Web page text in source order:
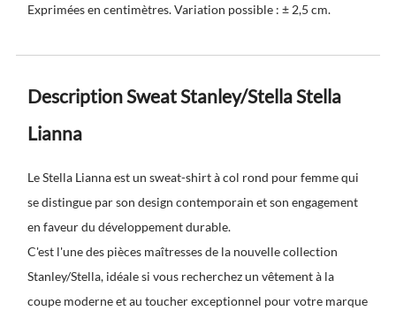
Exprimées en centimètres. Variation possible : ± 2,5 cm.
Description Sweat Stanley/Stella Stella
Lianna
Le Stella Lianna est un sweat-shirt à col rond pour femme qui
se distingue par son design contemporain et son engagement
en faveur du développement durable.
C'est l'une des pièces maîtresses de la nouvelle collection
Stanley/Stella, idéale si vous recherchez un vêtement à la
coupe moderne et au toucher exceptionnel pour votre marque